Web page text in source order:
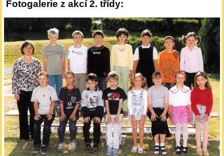
Fotogalerie z akcí 2. třídy: